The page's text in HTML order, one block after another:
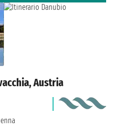
Austria